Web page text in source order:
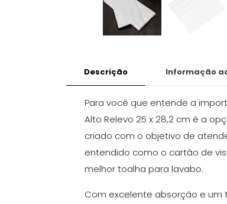
Descrição Informação
Para você que entende a
Alto Relevo 25 x 28,2 cm é a
criado com o objetivo de
entendido como o cartão de
melhor toalha para lavabo.
Com excelente absorção e um